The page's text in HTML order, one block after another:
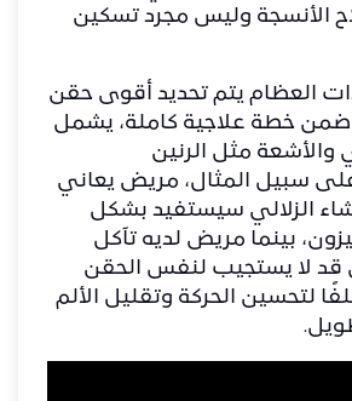
الأنسجة وليس مجرد تسكين
العظام يتم تحديد أقوى حقن
خطة علاجية كاملة، يشمل
والأشعة مثل الرنين
سبيل المثال، مريض يعاني
الزلالي سيستفيد بشكل
بينما مريض لديه تآكل
لا يستجيب لنفس الحقن
لتحسين الحركة وتقليل الألم